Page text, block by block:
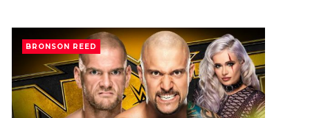
SCSA867-Aug 04 2026
WWE: Jacy Jayne vê as Fatal Influence como a
versão feminina dos The Shield
BRONSON REED